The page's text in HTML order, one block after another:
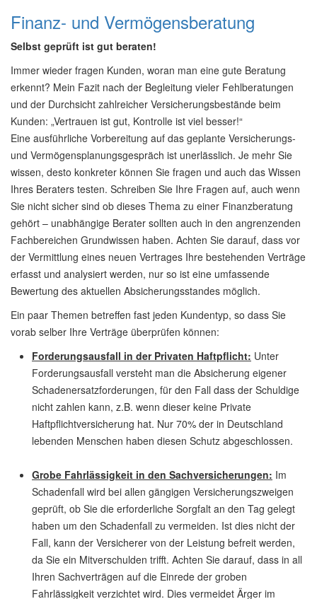
Finanz- und Vermögensberatung
Selbst geprüft ist gut beraten!
Immer wieder fragen Kunden, woran man eine gute Beratung
erkennt? Mein Fazit nach der Begleitung vieler Fehlberatungen
und der Durchsicht zahlreicher Versicherungsbestände beim
Kunden: „Vertrauen ist gut, Kontrolle ist viel besser!“
Eine ausführliche Vorbereitung auf das geplante Versicherungs-
und Vermögensplanungsgespräch ist unerlässlich. Je mehr Sie
wissen, desto konkreter können Sie fragen und auch das Wissen
Ihres Beraters testen. Schreiben Sie Ihre Fragen auf, auch wenn
Sie nicht sicher sind ob dieses Thema zu einer Finanzberatung
gehört – unabhängige Berater sollten auch in den angrenzenden
Fachbereichen Grundwissen haben. Achten Sie darauf, dass vor
der Vermittlung eines neuen Vertrages Ihre bestehenden Verträge
erfasst und analysiert werden, nur so ist eine umfassende
Bewertung des aktuellen Absicherungsstandes möglich.
Ein paar Themen betreffen fast jeden Kundentyp, so dass Sie
vorab selber Ihre Verträge überprüfen können:
Forderungsausfall in der Privaten Haftpflicht: Unter
Forderungsausfall versteht man die Absicherung eigener
Schadenersatzforderungen, für den Fall dass der Schuldige
nicht zahlen kann, z.B. wenn dieser keine Private
Haftpflichtversicherung hat. Nur 70% der in Deutschland
lebenden Menschen haben diesen Schutz abgeschlossen.
Grobe Fahrlässigkeit in den Sachversicherungen: Im
Schadenfall wird bei allen gängigen Versicherungszweigen
geprüft, ob Sie die erforderliche Sorgfalt an den Tag gelegt
haben um den Schadenfall zu vermeiden. Ist dies nicht der
Fall, kann der Versicherer von der Leistung befreit werden,
da Sie ein Mitverschulden trifft. Achten Sie darauf, dass in all
Ihren Sachverträgen auf die Einrede der groben
Fahrlässigkeit verzichtet wird. Dies vermeidet Ärger im